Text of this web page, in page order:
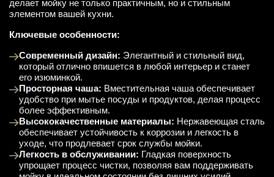
делает мойку не только практичным, но и стильным
элементом вашей кухни.
Ключевые особенности:
Современный дизайн: Элегантный и стильный вид,
который отлично впишется в любой интерьер и станет
его изюминкой.
Просторная чаша: Вместительная чаша обеспечивает
удобство при мытье посуды и продуктов, делая процесс
более эффективным.
Высококачественные материалы: Нержавеющая сталь
обеспечивает устойчивость к коррозии и легкость в
уходе, что продлевает срок службы мойки.
Легкость в обслуживании: Гладкая поверхность
упрощает процесс чистки, позволяя вам поддерживать